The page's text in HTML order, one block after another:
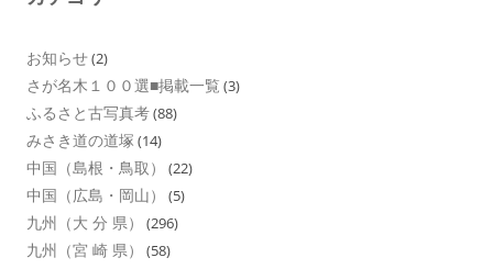
お知らせ(2)
さが名木１００選■掲載一覧 (3)
ふるさと古写真考(88)
みさき道の道塚 (14)
中国（島根・鳥取） (22)
中国（広島・岡山） (5)
九州（大 分 県） (296)
九州（宮 崎 県） (58)